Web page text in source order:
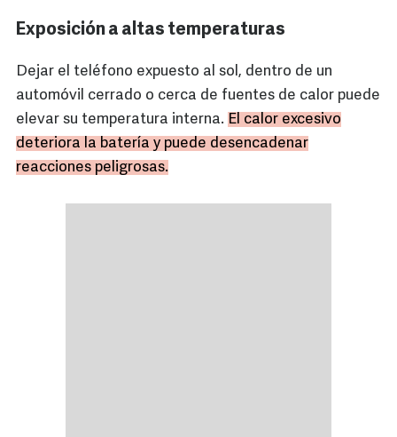
Exposición a altas temperaturas
Dejar el teléfono expuesto al sol, dentro de un
automóvil cerrado o cerca de fuentes de calor puede
elevar su temperatura interna. El calor excesivo
deteriora la batería y puede desencadenar
reacciones peligrosas.